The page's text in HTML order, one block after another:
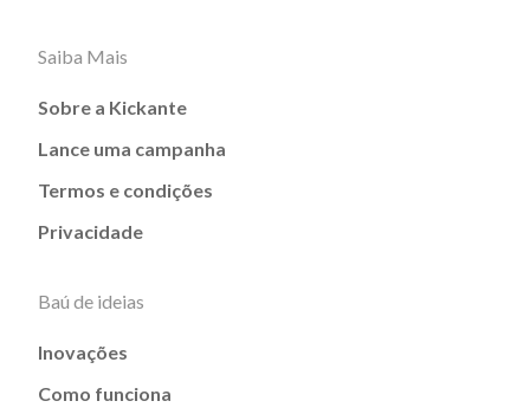
Saiba Mais
Sobre a Kickante
Lance uma campanha
Termos e condições
Privacidade
Baú de ideias
Inovações
Como funciona